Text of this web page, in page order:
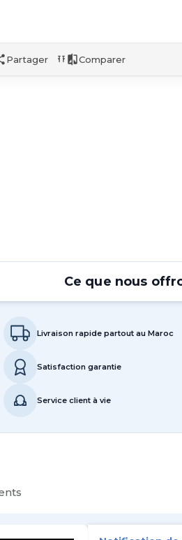
Partager Comparer
Ce que nous
Livraison rapide partout au Maroc
Satisfaction garantie
Service client à vie